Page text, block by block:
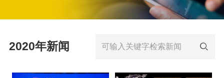
2020年新闻